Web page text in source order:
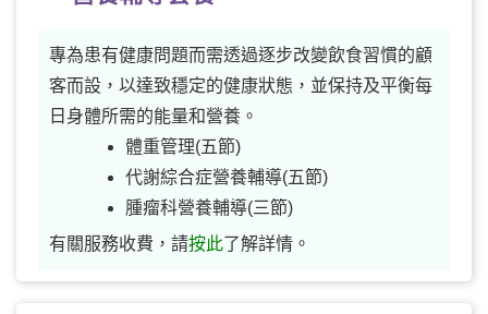
專為患有健康問題而需透過逐步改變飲食習慣的顧
客而設，以達致穩定的健康狀態，並保持及平衡每
日身體所需的能量和營養。
體重管理(五節)
代謝綜合症營養輔導(五節)
腫瘤科營養輔導(三節)
有關服務收費，請按此了解詳情。